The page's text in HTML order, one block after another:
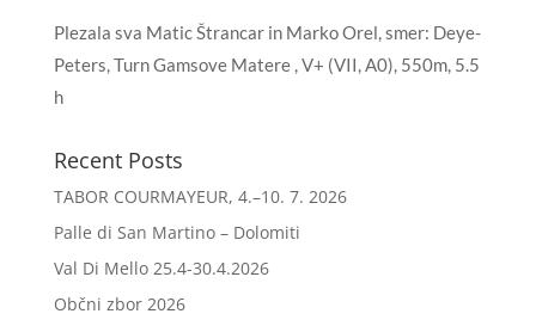
Plezala sva Matic Štrancar in Marko Orel, smer: Deye-
Peters, Turn Gamsove Matere , V+ (VII, A0), 550m, 5.5
h
Recent Posts
TABOR COURMAYEUR, 4.–10. 7. 2026
Palle di San Martino – Dolomiti
Val Di Mello 25.4-30.4.2026
Občni zbor 2026